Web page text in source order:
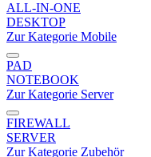
ALL-IN-ONE
DESKTOP
Zur Kategorie Mobile
PAD
NOTEBOOK
Zur Kategorie Server
FIREWALL
SERVER
Zur Kategorie Zubehör